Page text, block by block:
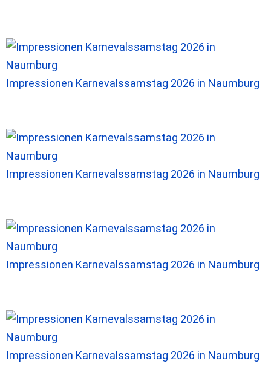
Impressionen Karnevalssamstag 2026 in Naumburg
Impressionen Karnevalssamstag 2026 in Naumburg
Impressionen Karnevalssamstag 2026 in Naumburg
Impressionen Karnevalssamstag 2026 in Naumburg